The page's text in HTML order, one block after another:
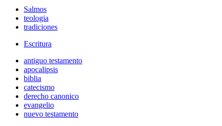
Salmos
teologia
tradiciones
Escritura
antiguo testamento
apocalipsis
biblia
catecismo
derecho canonico
evangelio
nuevo testamento